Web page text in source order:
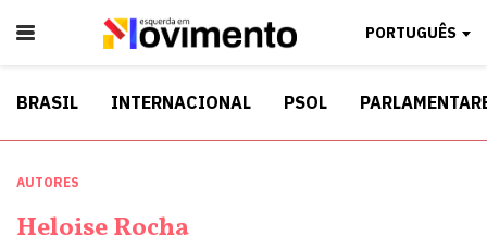
PORTUGUÊS
BRASIL INTERNACIONAL PSOL
AUTORES
Heloise Rocha